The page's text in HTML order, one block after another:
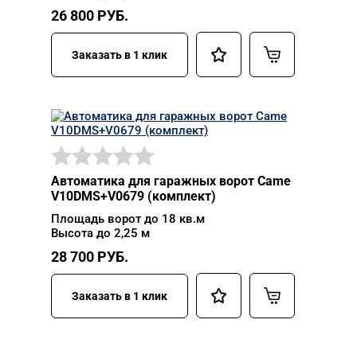
26 800 РУБ.
Заказать в 1 клик
Автоматика для гаражных ворот Came
V10DMS+V0679 (комплект)
Площадь ворот до 18 кв.м
Высота до 2,25 м
28 700 РУБ.
Заказать в 1 клик